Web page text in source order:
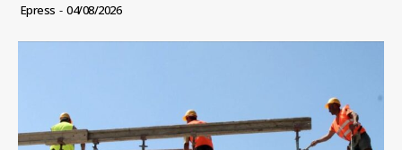
Epress - 04/08/2026